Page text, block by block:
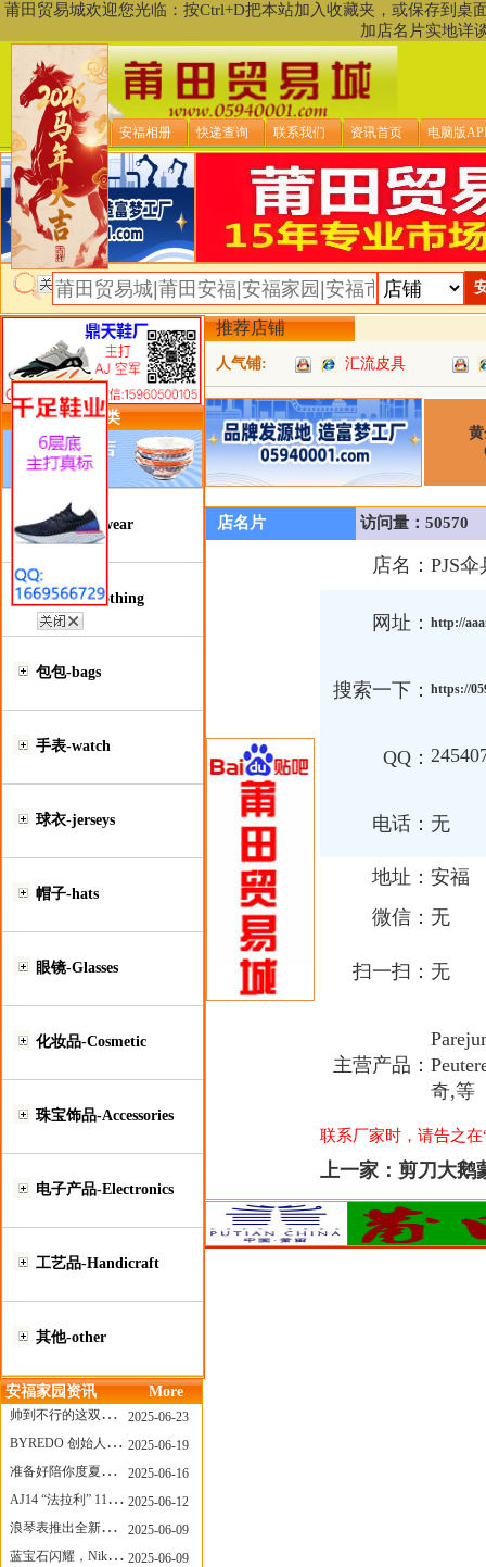
莆田贸易城欢迎您光临：按Ctrl+D把本站加入收藏夹，或保存到
加店名片实地详
贸易城首页 安福相册 快递查询 联系我们 资讯首页 电脑版
类目详细分类
鞋类-Footwear
服装类-Clothing
包包-bags
手表-watch
球衣-jerseys
帽子-hats
眼镜-Glasses
化妆品-Cosmetic
珠宝饰品-Accessories
电子产品-Electronics
工艺品-Handicraft
其他-other
安福家园资讯 More
帅到不行的这双跑鞋，其实藏着Nike第一位签约跑者的故事
2025-06-23
BYREDO 创始人离任，也带走了那份灵魂感
2025-06-19
准备好陪你度夏，nanamica x Suicoke 新联名来了
2025-06-16
AJ14 “法拉利” 11年后回归，红色超跑气场全开
2025-06-12
浪琴表推出全新先行者系列祖鲁时间1925腕表
2025-06-09
蓝宝石闪耀，Nike Air Max DN8 华丽变身
2025-06-09
推荐店铺
人气铺: 汇流皮具
店名片 访问量：50570
店名： PJS
网址： http://
搜索一下： https://
QQ：
电话： 无
地址： 安福
微信： 无
扫一扫： 无
主营产品：
奇,等
联系厂家时，请告之
上一家： 剪刀大鹅